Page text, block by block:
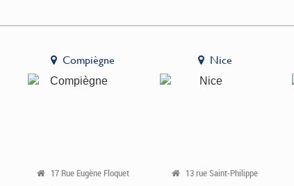
Compiègne
17 Rue Eugène Floquet
Nice
13 rue Saint-Philippe